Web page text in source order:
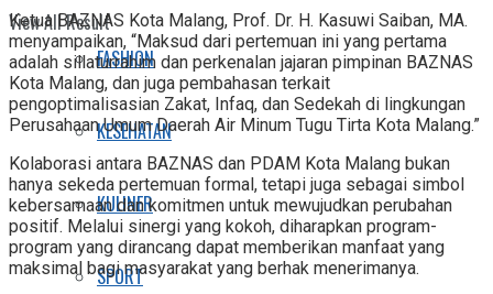
View All Result
FASHION
KESEHATAN
KULINER
SPORT
Ketua BAZNAS Kota Malang, Prof. Dr. H. Kasuwi Saiban, MA.
menyampaikan, “Maksud dari pertemuan ini yang pertama
adalah sillaturrahim dan perkenalan jajaran pimpinan BAZNAS
Kota Malang, dan juga pembahasan terkait
pengoptimalisasian Zakat, Infaq, dan Sedekah di lingkungan
Perusahaan Umum Daerah Air Minum Tugu Tirta Kota Malang.”
Kolaborasi antara BAZNAS dan PDAM Kota Malang bukan
hanya sekeda pertemuan formal, tetapi juga sebagai simbol
kebersamaan dan komitmen untuk mewujudkan perubahan
positif. Melalui sinergi yang kokoh, diharapkan program-
program yang dirancang dapat memberikan manfaat yang
maksimal bagi masyarakat yang berhak menerimanya.